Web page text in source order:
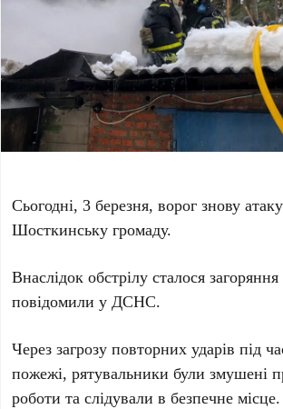
Сьогодні, 3 березня, ворог знову
Шосткинську громаду.
Внаслідок обстрілу сталося загоряння
повідомили у ДСНС.
Через загрозу повторних ударів під
пожежі, рятувальники були змушені
роботи та слідували в безпечне місце.